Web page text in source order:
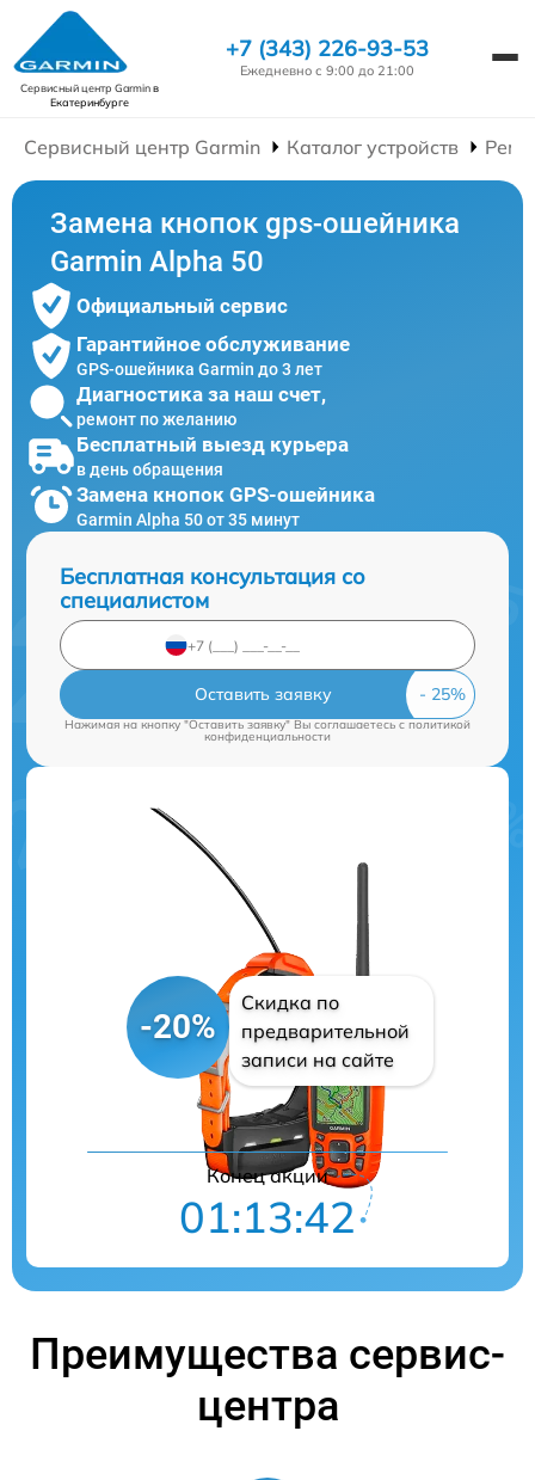
Сервисный центр Garminв
Екатеринбурге
+7 (343) 226-93-53
Ежедневно с 9:00 до 21:00
Сервисный центр Garmin Каталог устройств
Замена кнопок gps-ошейника
Garmin Alpha 50
Официальный сервис
Гарантийное обслуживание
GPS-ошейника Garmin до 3 лет
Диагностика за наш счет,
ремонт по желанию
Бесплатный выезд курьера
в день обращения
Замена кнопок GPS-ошейника
Garmin Alpha 50 от 35 минут
Бесплатная консультация со
специалистом
Оставить заявку
Нажимая на кнопку "Оставить заявку" Вы соглашаетесь cполитикой
конфиденциальности
-20%
Скидка по
предварительной
записи на сайте
Конец акции
01:13:41
Преимущества сервис-
центра